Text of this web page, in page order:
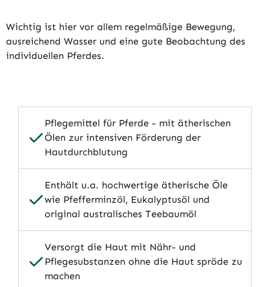
Wichtig ist hier vor allem regelmäßige Bewegung,
ausreichend Wasser und eine gute Beobachtung des
individuellen Pferdes.
Pflegemittel für Pferde - mit ätherischen
Ölen zur intensiven Förderung der
Hautdurchblutung
Enthält u.a. hochwertige ätherische Öle
wie Pfefferminzöl, Eukalyptusöl und
original australisches Teebaumöl
Versorgt die Haut mit Nähr- und
Pflegesubstanzen ohne die Haut spröde zu
machen